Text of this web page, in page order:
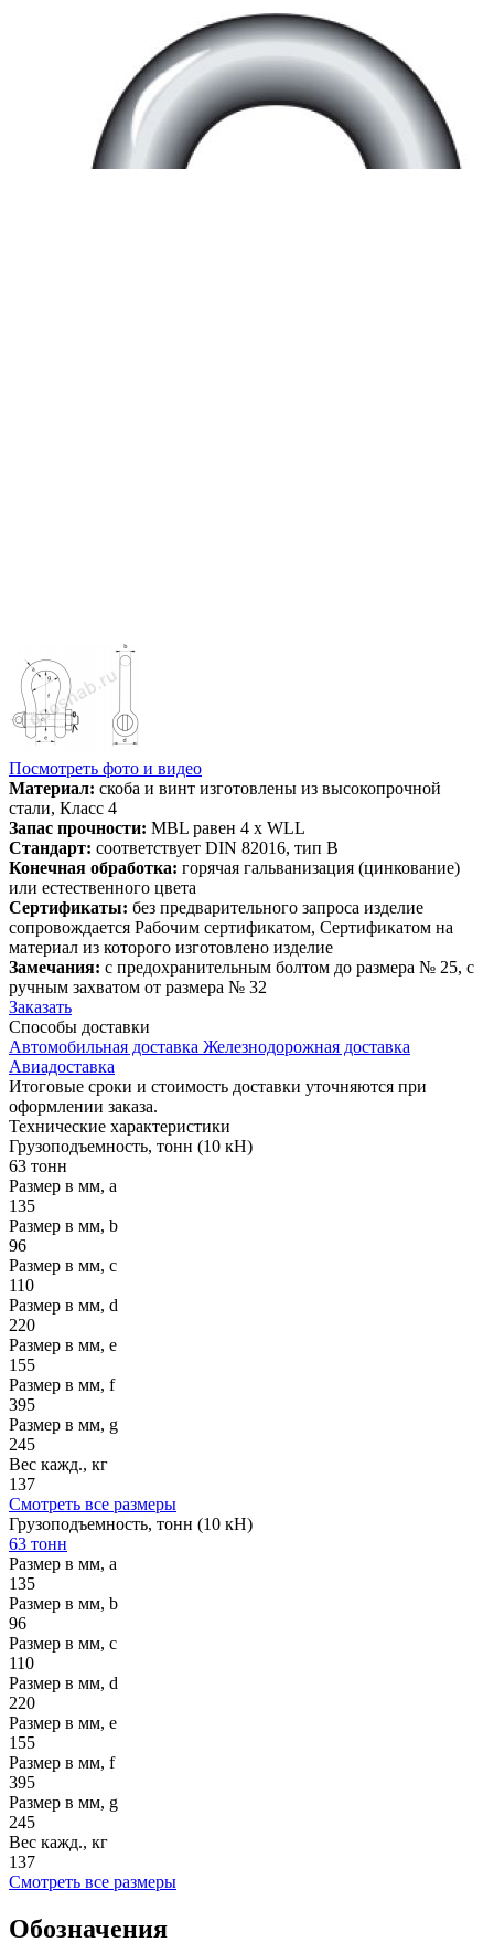
Посмотреть фото и видео
Материал: скоба и винт изготовлены из высокопрочной
стали, Класс 4
Запас прочности: MBL равен 4 x WLL
Стандарт: соответствует DIN 82016, тип B
Конечная обработка: горячая гальванизация (цинкование)
или естественного цвета
Сертификаты: без предварительного запроса изделие
сопровождается Рабочим сертификатом, Сертификатом на
материал из которого изготовлено изделие
Замечания: с предохранительным болтом до размера № 25, с
ручным захватом от размера № 32
Заказать
Способы доставки
Автомобильная доставка Железнодорожная доставка
Авиадоставка
Итоговые сроки и стоимость доставки уточняются при
оформлении заказа.
Технические характеристики
Грузоподъемность, тонн (10 кН)
63 тонн
Размер в мм, a
135
Размер в мм, b
96
Размер в мм, c
110
Размер в мм, d
220
Размер в мм, e
155
Размер в мм, f
395
Размер в мм, g
245
Вес кажд., кг
137
Смотреть все размеры
Грузоподъемность, тонн (10 кН)
63 тонн
Размер в мм, a
135
Размер в мм, b
96
Размер в мм, c
110
Размер в мм, d
220
Размер в мм, e
155
Размер в мм, f
395
Размер в мм, g
245
Вес кажд., кг
137
Смотреть все размеры
Обозначения